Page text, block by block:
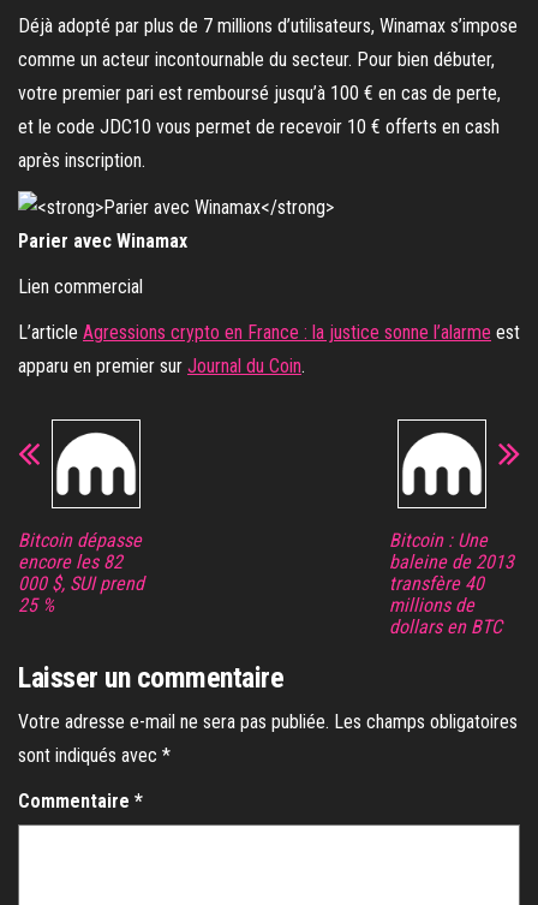
Déjà adopté par plus de 7 millions d’utilisateurs, Winamax s’impose
comme un acteur incontournable du secteur. Pour bien débuter,
votre premier pari est remboursé jusqu’à 100 € en cas de perte,
et le code JDC10 vous permet de recevoir 10 € offerts en cash
après inscription.
Parier avec Winamax
Lien commercial
L’article Agressions crypto en France : la justice sonne l’alarme est
apparu en premier sur Journal du Coin.
Bitcoin dépasse
encore les 82
000 $, SUI prend
25 %
Bitcoin : Une
baleine de 2013
transfère 40
millions de
dollars en BTC
Laisser un commentaire
Votre adresse e-mail ne sera pas publiée. Les champs obligatoires
sont indiqués avec *
Commentaire *